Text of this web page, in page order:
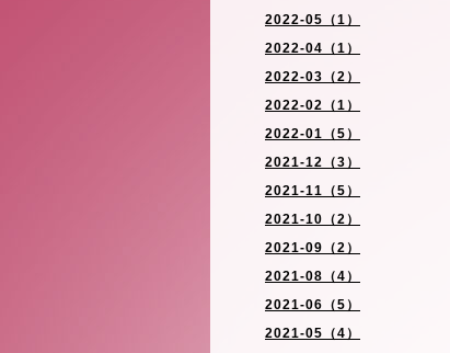
2022-05（1）
2022-04（1）
2022-03（2）
2022-02（1）
2022-01（5）
2021-12（3）
2021-11（5）
2021-10（2）
2021-09（2）
2021-08（4）
2021-06（5）
2021-05（4）